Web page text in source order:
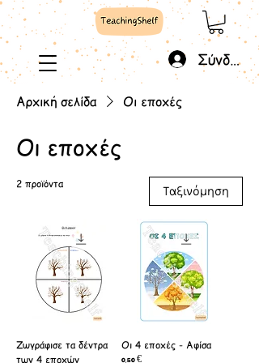
Σύνδεση
Αρχική σελίδα Οι εποχές
Οι εποχές
2 προϊόντα
Ταξινόμηση
Ζωγράφισε τα δέντρα
των 4 εποχών
Οι 4 εποχές - Αφίσα
Τιμή
0,50 €